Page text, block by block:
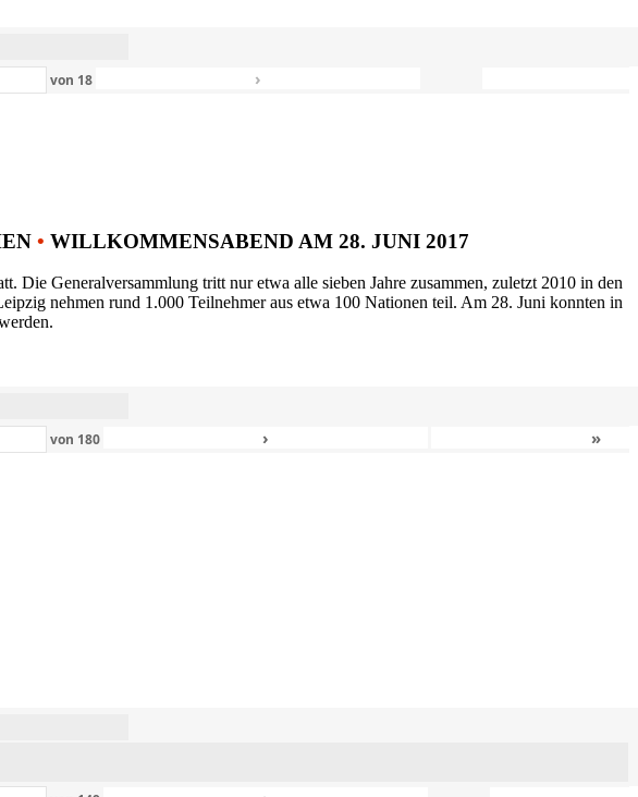
von 18 ›
• WILLKOMMENSABEND AM 28. JUNI 2017
Generalversammlung tritt nur etwa alle sieben Jahre zusammen, zuletzt 2010 in den
nehmen rund 1.000 Teilnehmer aus etwa 100 Nationen teil. Am 28. Juni konnten in
von 180 › »